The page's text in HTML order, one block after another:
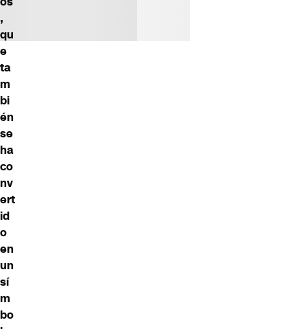
,
qu
e
ta
m
bi
én
se
ha
co
nv
ert
id
o
en
un
sí
m
bo